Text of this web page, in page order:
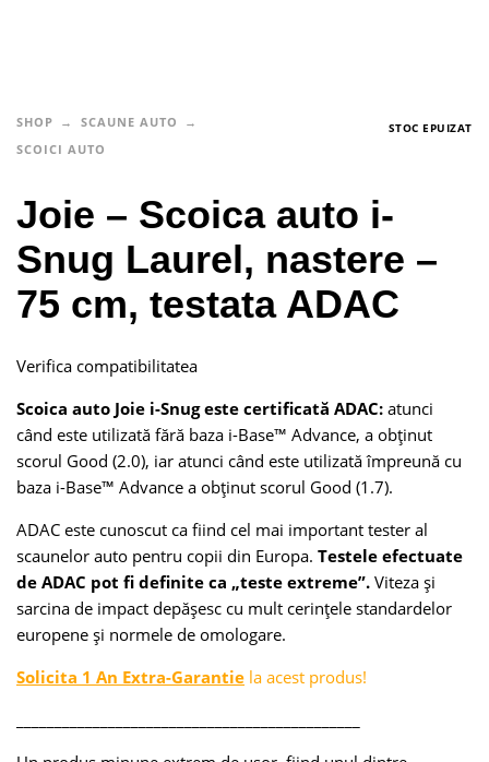
SHOP
SCAUNE AUTO
SCOICI AUTO
STOC EPUIZAT
Joie – Scoica auto i-
Snug Laurel, nastere –
75 cm, testata ADAC
Verifica compatibilitatea
Scoica auto Joie i-Snug este certificată ADAC: atunci
când este utilizată fără baza i-Base™ Advance, a obținut
scorul Good (2.0), iar atunci când este utilizată împreună cu
baza i-Base™ Advance a obținut scorul Good (1.7).
ADAC este cunoscut ca fiind cel mai important tester al
scaunelor auto pentru copii din Europa. Testele efectuate
de ADAC pot fi definite ca „teste extreme”. Viteza și
sarcina de impact depășesc cu mult cerințele standardelor
europene și normele de omologare.
Solicita 1 An Extra-Garantie la acest produs!